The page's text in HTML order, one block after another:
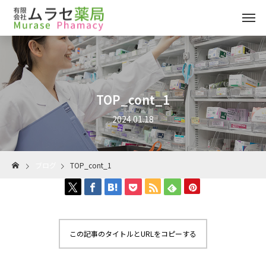
TOP_cont_1
2024.01.18
TOP_cont_1
この記事のタイトルとURLをコピーする